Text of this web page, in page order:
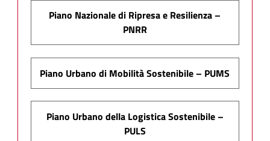
Piano Nazionale di Ripresa e Resilienza –
PNRR
Piano Urbano di Mobilità Sostenibile – PUMS
Piano Urbano della Logistica Sostenibile –
PULS